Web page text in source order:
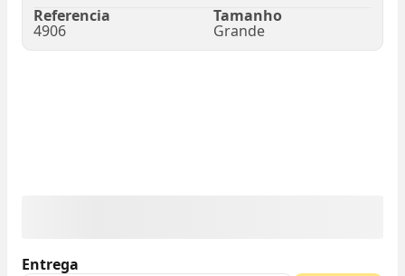
Referencia
4906
Tamanho
Grande
Entrega